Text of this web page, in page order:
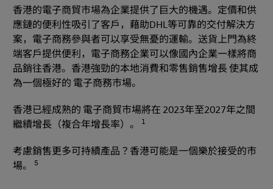
香港的電子商貿市場為企業提供了巨大的機遇。定價和供
應鏈的便利性吸引了客戶，藉助DHL等可靠的交付解決方
案，電子商務參與者可以享受無憂的運輸。送貨上門為終
端客戶提供便利，電子商務企業可以像國內企業一樣將商
品銷往香港。香港強勁的本地消費和零售銷售增長 使其成
為一個極好的 電子商務市場。
香港已經成熟的 電子商貿市場將在 2023年至2027年之間
繼續增長（複合年增長率）。
1
考慮銷售更多可持續產品？香港可能是一個樂於接受的市
場。
5